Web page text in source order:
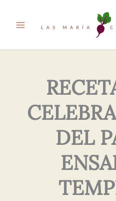
DEL
Electrónico*